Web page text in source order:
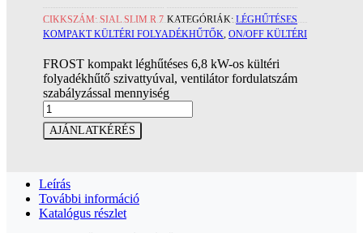
CIKKSZÁM:SIAL SLIM R 7 KATEGÓRIÁK:LÉGHŰTÉSES
KOMPAKT KÜLTÉRI FOLYADÉKHŰTŐK, ON/OFF KÜLTÉRI
FROST kompakt léghűtéses 6,8 kW-os kültéri
folyadékhűtő szivattyúval, ventilátor fordulatszám
szabályzással mennyiség
AJÁNLATKÉRÉS
Leírás
További információ
Katalógus részlet